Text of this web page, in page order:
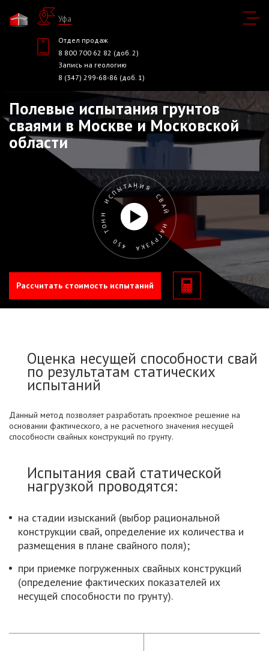
Уфа
Отдел продаж
8 800 700 62 82 (доб. 2)
Запись на геологию
8 (347) 299-68-86 (доб. 1)
Полевые испытания грунтов
сваями в Москве и Московской
области
ИСПЫТАНИЯ СВАЙ НАГРУЗКА 450 ТОНН
Рассчитать стоимость испытаний
Оценка несущей способности свай
по результатам статических
испытаний
Данный метод позволяет разработать проектное решение на
основании фактического, а не расчетного значения несущей
способности свайных конструкций по грунту.
Испытания свай статической
нагрузкой проводятся:
на стадии изысканий (выбор рациональной
конструкции свай, определение их количества и
размещения в плане свайного поля);
при приемке погруженных свайных конструкций
(определение фактических показателей их
несущей способности по грунту).